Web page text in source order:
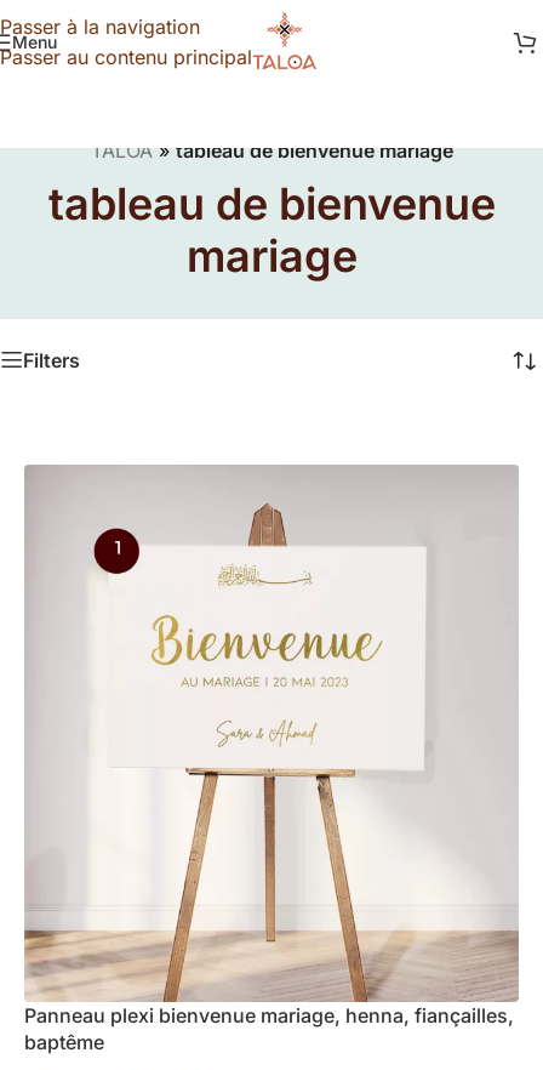
Passer à la navigation
Passer au contenu principal
Menu
TALOA»tableau de bienvenue mariage
tableau de bienvenue
mariage
Filters
Panneau plexi bienvenue mariage, henna, fiançailles,
baptême